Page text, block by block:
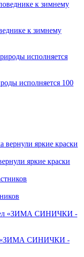
к зимнему
исполняется 100
яркие краски
«ЗИМА СИНИЧКИ -